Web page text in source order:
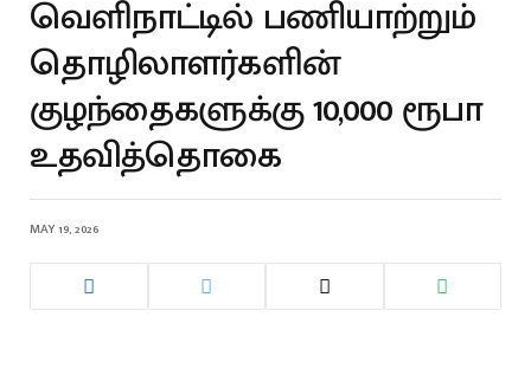
வெளிநாட்டில் பணியாற்றும்
தொழிலாளர்களின்
குழந்தைகளுக்கு 10,000 ரூபா
உதவித்தொகை
MAY 19, 2026